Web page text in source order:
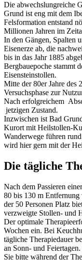
Die abwechslungreiche
Grund ist eng mit dem
Felsformation entstand
Millionen Jahren im
In den Gängen, Spalten
Eisenerze ab, die
bis in das Jahr 1885
Bergbauepoche stammt
Eisenstein­stollen.
Mitte der 80er Jahre des
Versuchsphase zur
Nach erfolgreichem
jetzigen Zustand.
Inzwischen ist Bad
Kurort mit Heilstollen-
Wanderwege führen
wird hier gern mit der
Die tägliche
Nach dem Passieren
80 bis 130 m
der 50 Personen Platz
verzweigte Stollen- und
Der optimale
Wochen ein. Bei
tägliche Therapiedauer
an Sonn- und
Sie bitte während der